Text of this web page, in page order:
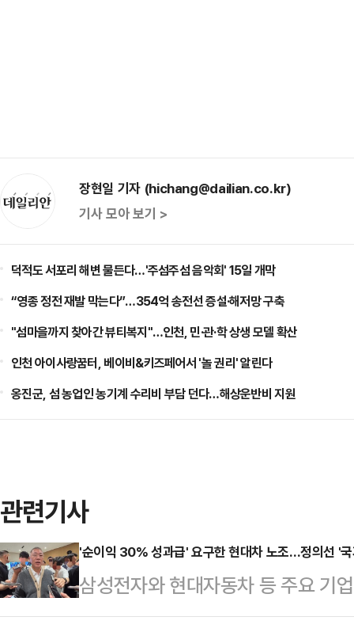
장현일 기자 (hichang@dailian.co.kr)
기사 모아 보기 >
덕적도 서포리 해변 물든다…'주섬주섬 음악회' 15일 개막
“영종 정전 재발 막는다”…354억 송전선 증설·해저망 구축
"섬마을까지 찾아간 뷰티복지"…인천, 민·관·학 상생 모델 확산
인천 아이사랑꿈터, 베이비&키즈페어서 '놀 권리' 알린다
옹진군, 섬 농업인 농기계 수리비 부담 던다…해상운반비 지원
관련기사
'순이익 30% 성과급' 요구한 현대차 노조…정의선 '
삼성전자와 현대자동차 등 주요 기
갈등이 확산하는 가운데 정의선 현